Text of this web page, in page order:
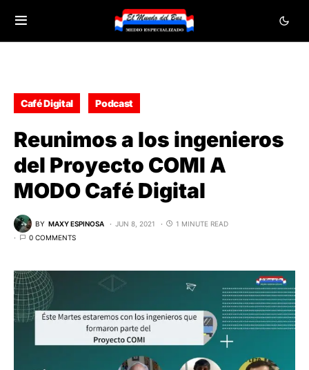
Café Digital Podcast
Reunimos a los ingenieros
del Proyecto COMI A
MODO Café Digital
BY MAXY ESPINOSA JUN 8, 2021
1 MINUTE READ
0 COMMENTS